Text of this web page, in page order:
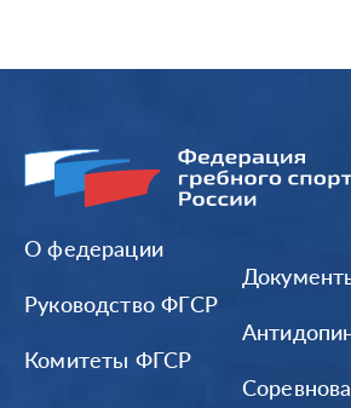
О федерации
Руководство ФГСР
Комитеты ФГСР